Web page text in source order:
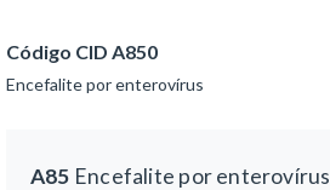
Código CID A850
Encefalite por enterovírus
A85 Encefalite por enterovírus